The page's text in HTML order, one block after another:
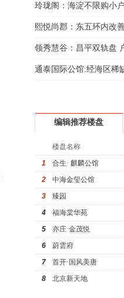
玲珑阁：海淀不限购小
熙悦尚郡：东五环内改
领秀慧谷：昌平双轨盘
通泰国际公馆:经海区稀
编辑推荐楼盘
楼盘名称
1
合生· 麒麟公馆
2
中海金玺公馆
3
臻园
4
福海棠华苑
5
亦庄·金茂悦
6
蔚雲府
7
首开·国风美唐
8
北京新天地